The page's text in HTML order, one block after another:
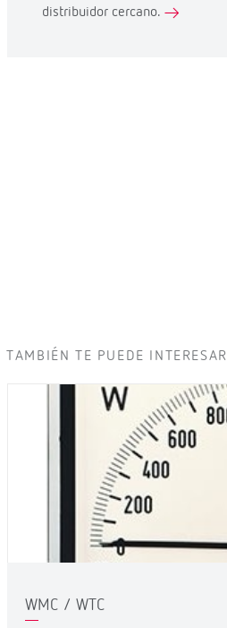
distribuidor cercano.
TAMBIÉN TE PUEDE INTERESAR
WMC / WTC